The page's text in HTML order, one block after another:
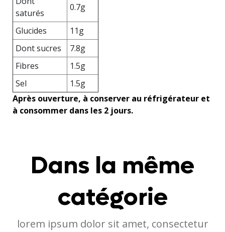
saturés
0.7g
Glucides
11g
Dont sucres
7.8g
Fibres
1.5g
Sel
1.5g
Après ouverture, à conserver au réfrigérateur et
à consommer dans les 2 jours.
Dans la même
catégorie
lorem ipsum dolor sit amet, consectetur